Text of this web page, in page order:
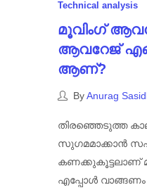
Technical analysis
മൂവിംഗ്
ആവറേജ്
ആണ്?
ByAnurag
തിരഞ്ഞെടുത്ത
സുഗമമാക്കാൻ
കണക്കുകൂട്ടലാണ്
എപ്പോൾ വാങ്ങണം